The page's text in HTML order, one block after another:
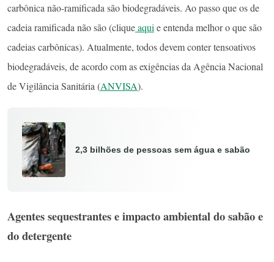
carbônica não-ramificada são biodegradáveis. Ao passo que os de
cadeia ramificada não são (cliqueaqui e entenda melhor o que são
cadeias carbônicas). Atualmente, todos devem conter tensoativos
biodegradáveis, de acordo com as exigências da Agência Nacional
de Vigilância Sanitária (ANVISA).
2,3 bilhões de pessoas sem água e sabão
Agentes sequestrantese impacto ambiental do sabão e
do detergente